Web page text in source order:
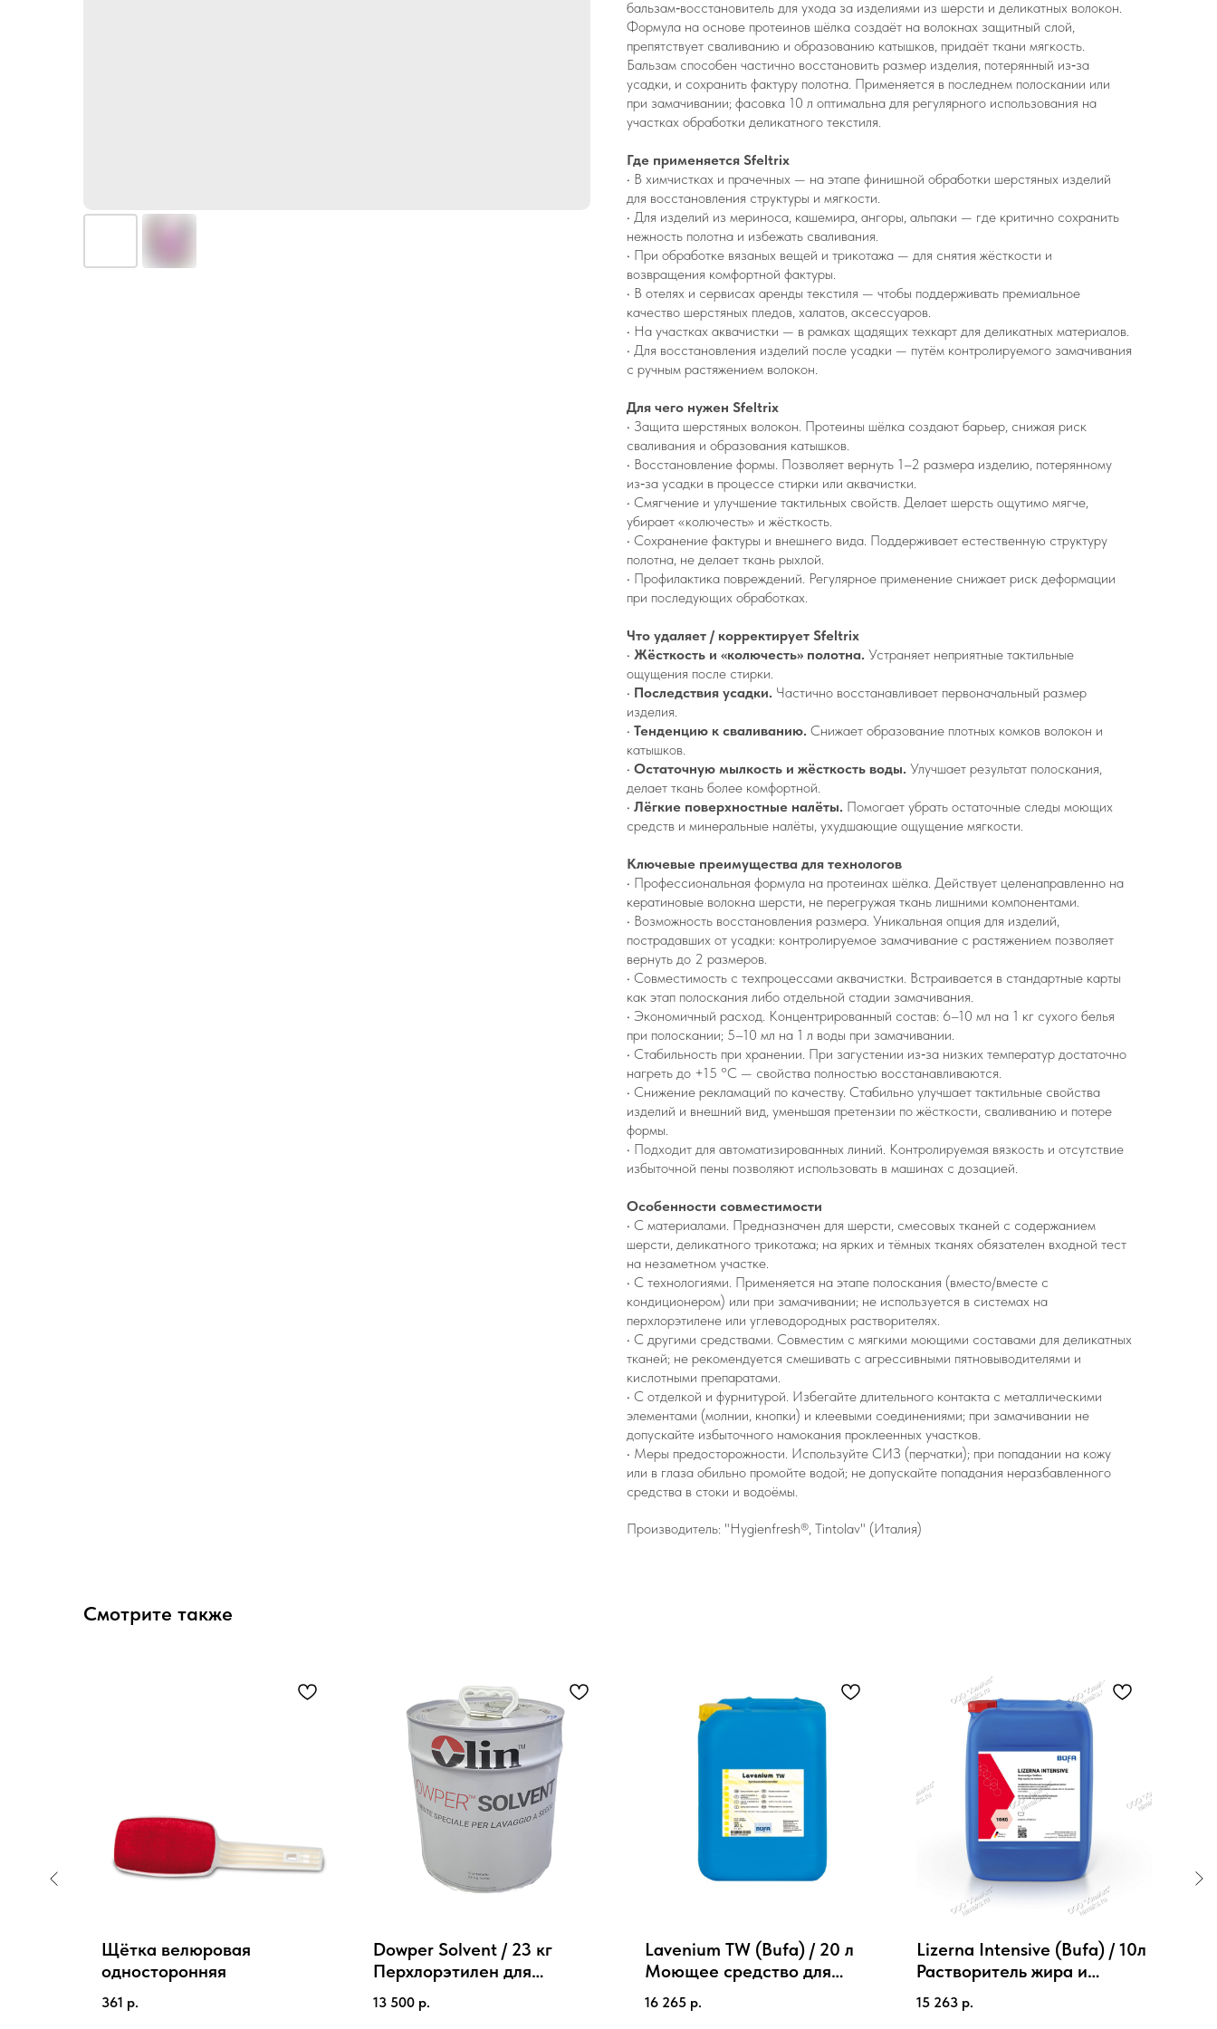
бальзам‑восстановитель для ухода за изделиями из шерсти и деликатных волокон.
Формула на основе протеинов шёлка создаёт на волокнах защитный слой,
препятствует сваливанию и образованию катышков, придаёт ткани мягкость.
Бальзам способен частично восстановить размер изделия, потерянный из‑за
усадки, и сохранить фактуру полотна. Применяется в последнем полоскании или
при замачивании; фасовка 10 л оптимальна для регулярного использования на
участках обработки деликатного текстиля.
Где применяется Sfeltrix
• В химчистках и прачечных — на этапе финишной обработки шерстяных изделий
для восстановления структуры и мягкости.
• Для изделий из мериноса, кашемира, ангоры, альпаки — где критично сохранить
нежность полотна и избежать сваливания.
• При обработке вязаных вещей и трикотажа — для снятия жёсткости и
возвращения комфортной фактуры.
• В отелях и сервисах аренды текстиля — чтобы поддерживать премиальное
качество шерстяных пледов, халатов, аксессуаров.
• На участках аквачистки — в рамках щадящих техкарт для деликатных материалов.
• Для восстановления изделий после усадки — путём контролируемого замачивания
с ручным растяжением волокон.
Для чего нужен Sfeltrix
• Защита шерстяных волокон. Протеины шёлка создают барьер, снижая риск
сваливания и образования катышков.
• Восстановление формы. Позволяет вернуть 1–2 размера изделию, потерянному
из‑за усадки в процессе стирки или аквачистки.
• Смягчение и улучшение тактильных свойств. Делает шерсть ощутимо мягче,
убирает «колючесть» и жёсткость.
• Сохранение фактуры и внешнего вида. Поддерживает естественную структуру
полотна, не делает ткань рыхлой.
• Профилактика повреждений. Регулярное применение снижает риск деформации
при последующих обработках.
Что удаляет / корректирует Sfeltrix
• Жёсткость и «колючесть» полотна. Устраняет неприятные тактильные
ощущения после стирки.
• Последствия усадки. Частично восстанавливает первоначальный размер
изделия.
• Тенденцию к сваливанию. Снижает образование плотных комков волокон и
катышков.
• Остаточную мылкость и жёсткость воды. Улучшает результат полоскания,
делает ткань более комфортной.
• Лёгкие поверхностные налёты. Помогает убрать остаточные следы моющих
средств и минеральные налёты, ухудшающие ощущение мягкости.
Ключевые преимущества для технологов
• Профессиональная формула на протеинах шёлка. Действует целенаправленно на
кератиновые волокна шерсти, не перегружая ткань лишними компонентами.
• Возможность восстановления размера. Уникальная опция для изделий,
пострадавших от усадки: контролируемое замачивание с растяжением позволяет
вернуть до 2 размеров.
• Совместимость с техпроцессами аквачистки. Встраивается в стандартные карты
как этап полоскания либо отдельной стадии замачивания.
• Экономичный расход. Концентрированный состав: 6–10 мл на 1 кг сухого белья
при полоскании; 5–10 мл на 1 л воды при замачивании.
• Стабильность при хранении. При загустении из‑за низких температур достаточно
нагреть до +15 °C — свойства полностью восстанавливаются.
• Снижение рекламаций по качеству. Стабильно улучшает тактильные свойства
изделий и внешний вид, уменьшая претензии по жёсткости, сваливанию и потере
формы.
• Подходит для автоматизированных линий. Контролируемая вязкость и отсутствие
избыточной пены позволяют использовать в машинах с дозацией.
Особенности совместимости
• С материалами. Предназначен для шерсти, смесовых тканей с содержанием
шерсти, деликатного трикотажа; на ярких и тёмных тканях обязателен входной тест
на незаметном участке.
• С технологиями. Применяется на этапе полоскания (вместо/вместе с
кондиционером) или при замачивании; не используется в системах на
перхлорэтилене или углеводородных растворителях.
• С другими средствами. Совместим с мягкими моющими составами для деликатных
тканей; не рекомендуется смешивать с агрессивными пятновыводителями и
кислотными препаратами.
• С отделкой и фурнитурой. Избегайте длительного контакта с металлическими
элементами (молнии, кнопки) и клеевыми соединениями; при замачивании не
допускайте избыточного намокания проклеенных участков.
• Меры предосторожности. Используйте СИЗ (перчатки); при попадании на кожу
или в глаза обильно промойте водой; не допускайте попадания неразбавленного
средства в стоки и водоёмы.
Производитель: "Hygienfresh®, Tintolav" (Италия)
Смотрите также
Щётка велюровая
односторонняя
361 р.
Dowper Solvent / 23 кг
Перхлорэтилен для
химчистки и обезжиривания
13 500 р.
Lavenium TW (Bufa) / 20 л
Моющее средство для
профессиональной чистки
ковров
16 265 р.
Lizerna Intensive (Bufa) / 10л
Растворитель жира и
усилитель стирки
15 263 р.